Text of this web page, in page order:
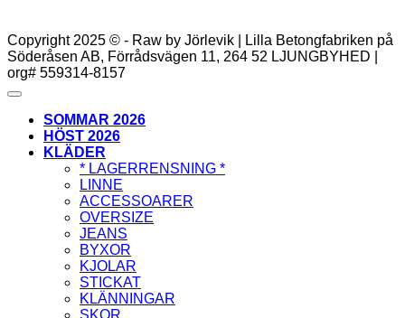
Copyright 2025 © - Raw by Jörlevik | Lilla Betongfabriken på
Söderåsen AB, Förrådsvägen 11, 264 52 LJUNGBYHED |
org# 559314-8157
SOMMAR 2026
HÖST 2026
KLÄDER
* LAGERRENSNING *
LINNE
ACCESSOARER
OVERSIZE
JEANS
BYXOR
KJOLAR
STICKAT
KLÄNNINGAR
SKOR